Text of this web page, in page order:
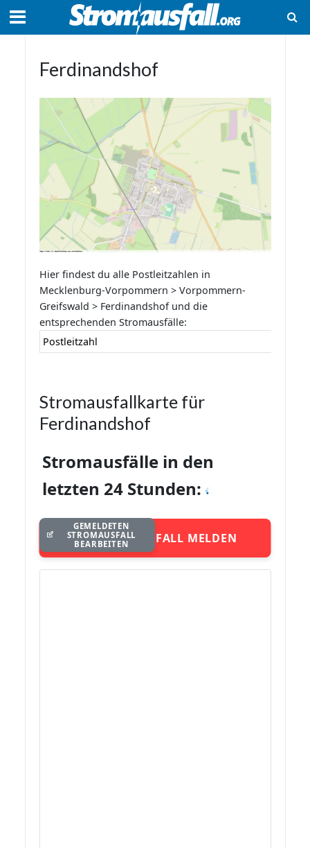
Ferdinandshof
Hier findest du alle Postleitzahlen in
Mecklenburg-Vorpommern > Vorpommern-
Greifswald > Ferdinandshof und die
entsprechenden Stromausfälle:
Postleitzahl
Stromausfallkarte für
Ferdinandshof
Stromausfälle in den
letzten 24 Stunden:
STROMAUSFALL MELDEN
GEMELDETEN
STROMAUSFALL
BEARBEITEN